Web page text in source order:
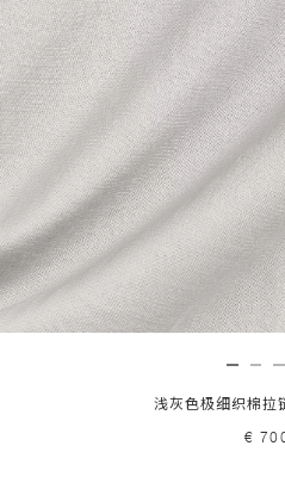
浅灰色极细织棉拉
€